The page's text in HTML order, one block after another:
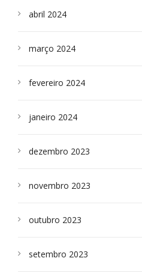
abril 2024
março 2024
fevereiro 2024
janeiro 2024
dezembro 2023
novembro 2023
outubro 2023
setembro 2023